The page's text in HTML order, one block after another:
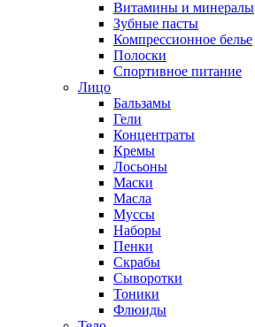
Витамины и минералы
Зубные пасты
Компрессионное белье
Полоски
Спортивное питание
Лицо
Бальзамы
Гели
Концентраты
Кремы
Лосьоны
Маски
Масла
Муссы
Наборы
Пенки
Скрабы
Сыворотки
Тоники
Флюиды